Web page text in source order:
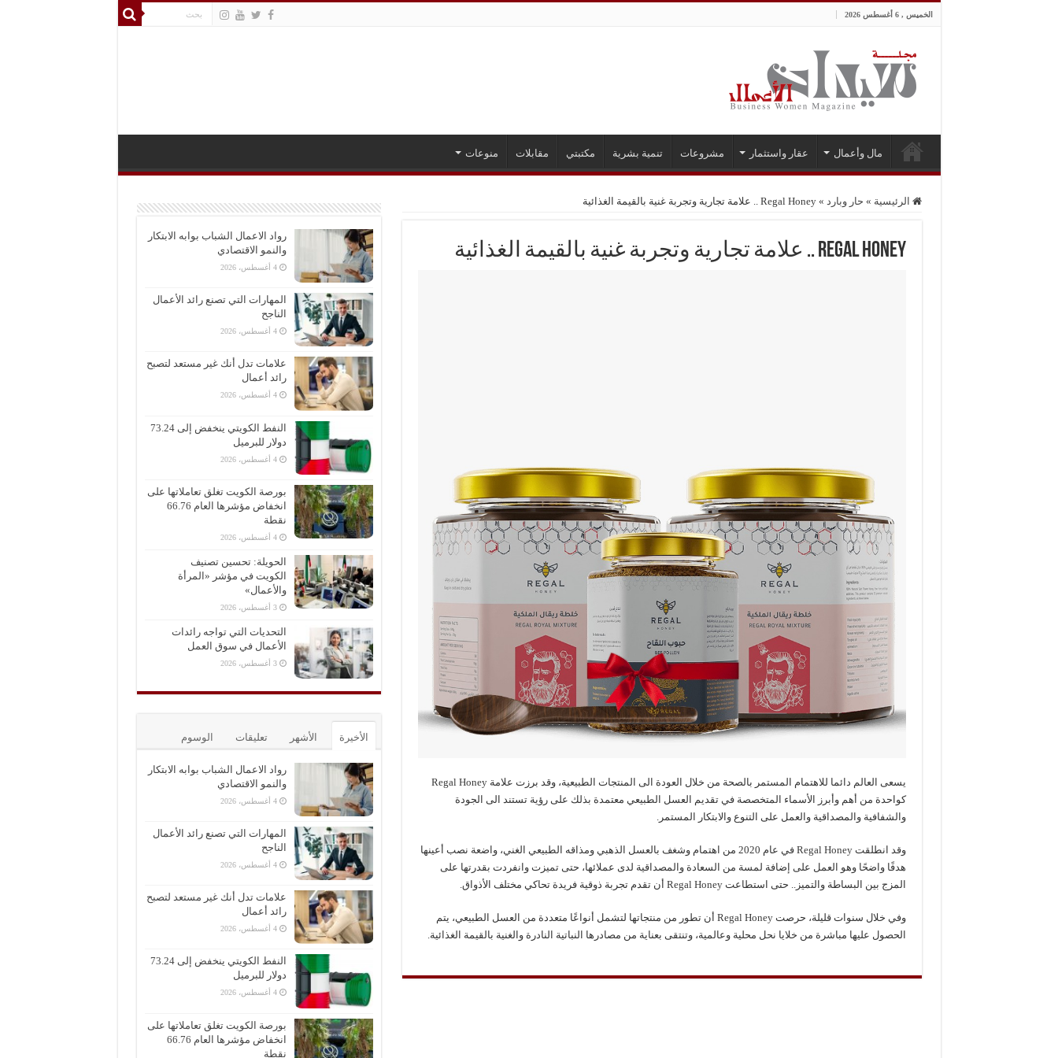
الخميس , 6 أغسطس 2026
مال وأعمال عقار واستثمار مشروعات تنمية بشرية مكتبتي مقابلات منوعات
الرئيسية » حار وبارد » Regal Honey .. علامة تجارية وتجربة غنية بالقيمة الغذائية
Regal Honey .. علامة تجارية وتجربة غنية بالقيمة الغذائية
يسعى العالم دائما للاهتمام المستمر بالصحة من خلال العودة الى المنتجات الطبيعية، وقد برزت علامة Regal Honey
كواحدة من أهم وأبرز الأسماء المتخصصة في تقديم العسل الطبيعي معتمدة بذلك على رؤية تستند الى الجودة
والشفافية والمصداقية والعمل على التنوع والابتكار المستمر.
وقد انطلقت Regal Honey في عام 2020 من اهتمام وشغف بالعسل الذهبي ومذاقه الطبيعي الغني، واضعة نصب أعينها
هدفًا واضحًا وهو العمل على إضافة لمسة من السعادة والمصداقية لدى عملائها، حتى تميزت وانفردت بقدرتها على
المزج بين البساطة والتميز.. حتى استطاعت Regal Honey أن تقدم تجربة ذوقية فريدة تحاكي مختلف الأذواق.
وفي خلال سنوات قليلة، حرصت Regal Honey أن تطور من منتجاتها لتشمل أنواعًا متعددة من العسل الطبيعي، يتم
الحصول عليها مباشرة من خلايا نحل محلية وعالمية، وتنتقى بعناية من مصادرها النباتية النادرة والغنية بالقيمة الغذائية.
رواد الاعمال الشباب بوابه الابتكار
والنمو الاقتصادي
4 أغسطس، 2026
المهارات التي تصنع رائد الأعمال
الناجح
4 أغسطس، 2026
علامات تدل أنك غير مستعد لتصبح
رائد أعمال
4 أغسطس، 2026
النفط الكويتي ينخفض إلى 73.24
دولار للبرميل
4 أغسطس، 2026
بورصة الكويت تغلق تعاملاتها على
انخفاض مؤشرها العام 66.76
نقطة
4 أغسطس، 2026
الحويلة: تحسين تصنيف
الكويت في مؤشر «المرأة
والأعمال»
3 أغسطس، 2026
التحديات التي تواجه رائدات
الأعمال في سوق العمل
3 أغسطس، 2026
الأخيرة الأشهر تعليقات الوسوم
رواد الاعمال الشباب بوابه الابتكار
والنمو الاقتصادي
4 أغسطس، 2026
المهارات التي تصنع رائد الأعمال
الناجح
4 أغسطس، 2026
علامات تدل أنك غير مستعد لتصبح
رائد أعمال
4 أغسطس، 2026
النفط الكويتي ينخفض إلى 73.24
دولار للبرميل
4 أغسطس، 2026
بورصة الكويت تغلق تعاملاتها على
انخفاض مؤشرها العام 66.76
نقطة